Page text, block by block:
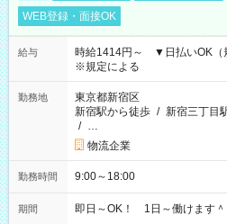
WEB登録・面接OK
給与
時給1414円～ ▼日払いOK
※規定による
勤務地
東京都新宿区
新宿駅から徒歩 / 新宿三丁目
/ …
物流企業
勤務時間 9:00～18:00
期間 即日～OK！ 1日～働けます＾